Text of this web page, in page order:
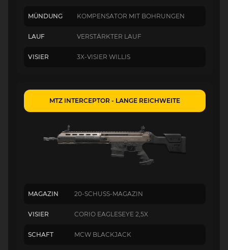
MÜNDUNG KOMPENSATOR MIT BOHRUNGEN
LAUF VERSTÄRKTER LAUF
VISIER 3X-VISIER WILLIS
MTZ INTERCEPTOR - LANGE REICHWEITE
MAGAZIN 20-SCHUSS-MAGAZIN
VISIER CORIO EAGLESEYE 2,5X
SCHAFT MCW BLACKJACK